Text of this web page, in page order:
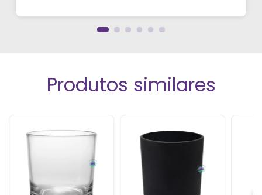
perfumes!”
Produtos similares